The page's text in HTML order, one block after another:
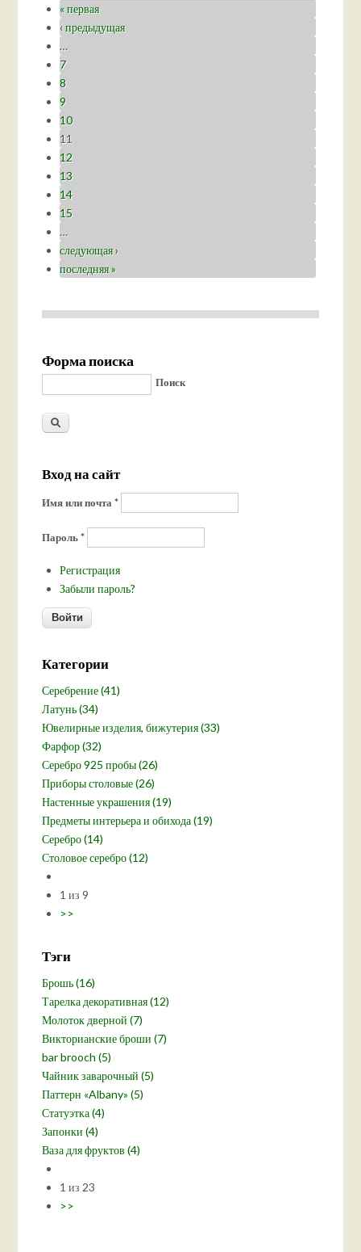
« первая
‹ предыдущая
…
7
8
9
10
11
12
13
14
15
…
следующая ›
последняя »
Форма поиска
Поиск
Вход на сайт
Имя или почта*
Пароль*
Регистрация
Забыли пароль?
Категории
Серебрение (41)
Латунь (34)
Ювелирные изделия, бижутерия (33)
Фарфор (32)
Серебро 925 пробы (26)
Приборы столовые (26)
Настенные украшения (19)
Предметы интерьера и обихода (19)
Серебро (14)
Столовое серебро (12)
1 из 9
>>
Тэги
Брошь (16)
Тарелка декоративная (12)
Молоток дверной (7)
Викторианские броши (7)
bar brooch (5)
Чайник заварочный (5)
Паттерн «Albany» (5)
Статуэтка (4)
Запонки (4)
Ваза для фруктов (4)
1 из 23
>>